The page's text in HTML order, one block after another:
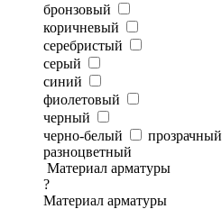
бронзовый
коричневый
серебристый
серый
синий
фиолетовый
черный
черно-белый
прозрачный
разноцветный
Материал арматуры
?
Материал арматуры